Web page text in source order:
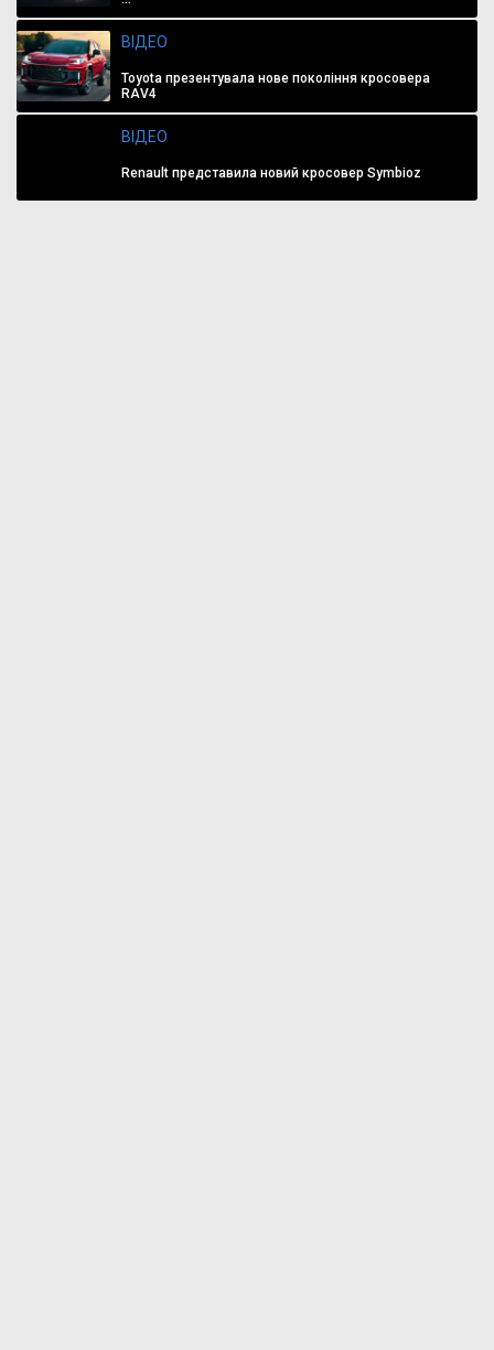
ВІДЕО
Toyota презентувала нове покоління кросовера
RAV4
ВІДЕО
Renault представила новий кросовер Symbioz